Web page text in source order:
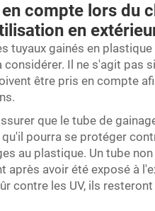
compte lors du
en
tuyaux gainés en
Il ne s'agit pas
être pris en compte
que le tube de
pourra se protéger
au plastique. Un tube
avoir été exposé à
contre les UV, ils